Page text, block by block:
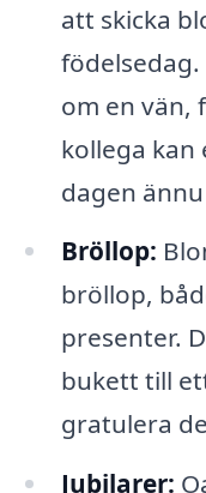
att skicka
om en vän,
kollega kan
dagen
Bröllop:
bröllop,
presenter.
bukett till
gratulera
Jubilarer: